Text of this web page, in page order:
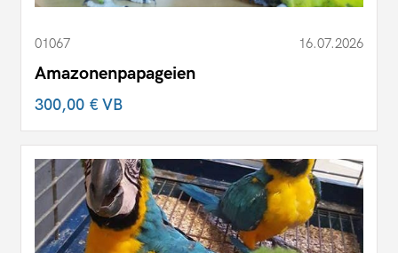
01067 16.07.2026
Amazonenpapageien
300,00 €VB